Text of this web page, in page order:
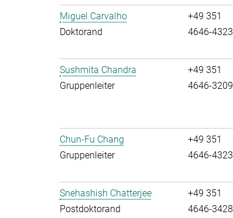
Miguel Carvalho
Doktorand
+49 351
4646-4323
Sushmita Chandra
Gruppenleiter
+49 351
4646-3209
Chun-Fu Chang
Gruppenleiter
+49 351
4646-4323
Snehashish Chatterjee
Postdoktorand
+49 351
4646-3428